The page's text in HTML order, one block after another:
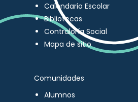
Calendario Escolar
Bibliotecas
Contraloría Social
Mapa de sitio
Comunidades
Alumnos